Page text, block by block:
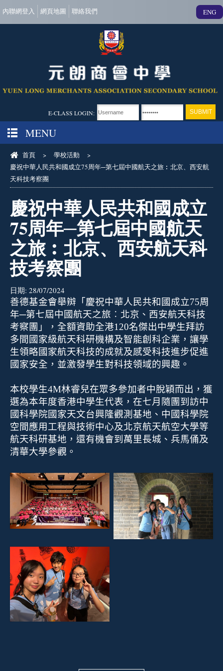
內聯網登入 網頁地圖 聯絡我們 ENG
E-CLASS LOGIN:
MENU
首頁 > 學校活動
>
慶祝中華人民共和國成立75周年─第七屆中國航天之旅︰北京、西安航
天科技考察團
慶祝中華人民共和國成立
75周年─第七屆中國航天
之旅︰北京、西安航天科
技考察團
日期: 28/07/2024
善德基金會舉辬「慶祝中華人民共和國成立75周
年─第七屆中國航天之旅︰北京、西安航天科技
考察團」，全額資助全港120名傑出中學生拜訪
多間國家級航天科研機構及智能創科企業，讓學
生領略國家航天科技的成就及感受科技進步促進
國家安全，並激發學生對科技領域的興趣。
本校學生4M林睿兒在眾多參加者中脫穎而出，獲
選為本年度香港中學生代表 ，在七月隨團到訪中
國科學院國家天文台興隆觀測基地、中國科學院
空間應用工程與技術中心及北京航天航空大學等
航天科研基地，還有機會到萬里長城、兵馬俑及
清華大學參觀。